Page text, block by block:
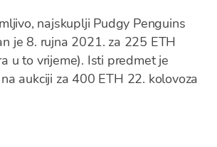
najskuplji Pudgy Penguins
je 8. rujna 2021. za 225 ETH
u to vrijeme). Isti predmet je
aukciji za 400 ETH 22. kolovoza